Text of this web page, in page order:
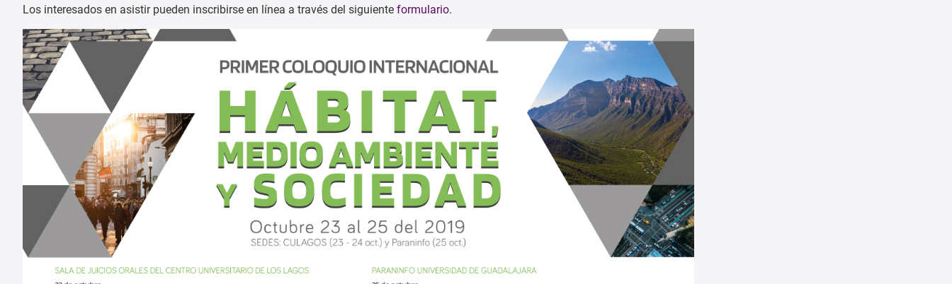
Los interesados en asistir pueden inscribirse en línea a través del siguiente formulario.